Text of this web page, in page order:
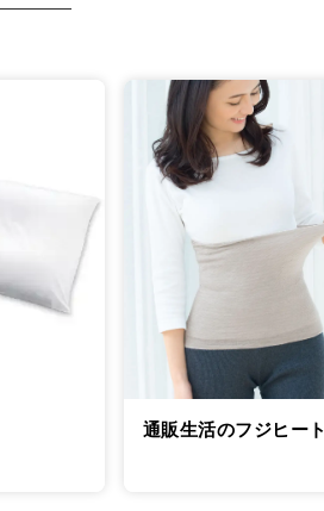
通販生活のフジヒート